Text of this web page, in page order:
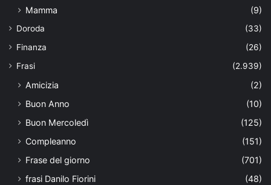
Mamma (9)
Doroda
(33)
Finanza
(26)
Frasi
(2.939)
Amicizia
(2)
Buon Anno
(10)
Buon Mercoledì
(125)
Compleanno
(151)
Frase del giorno
(701)
frasi Danilo Fiorini
(48)